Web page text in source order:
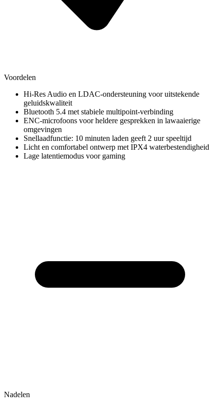
Voordelen
Hi-Res Audio en LDAC-ondersteuning voor uitstekende
geluidskwaliteit
Bluetooth 5.4 met stabiele multipoint-verbinding
ENC-microfoons voor heldere gesprekken in lawaaierige
omgevingen
Snellaadfunctie: 10 minuten laden geeft 2 uur speeltijd
Licht en comfortabel ontwerp met IPX4 waterbestendigheid
Lage latentiemodus voor gaming
Nadelen